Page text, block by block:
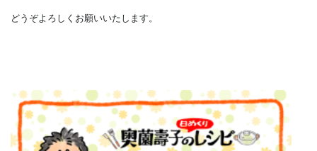
どうぞよろしくお願いいたします。